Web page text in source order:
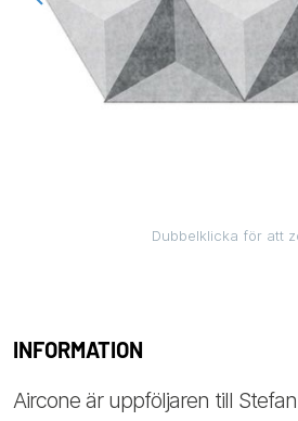
Dubbelklicka för att
INFORMATION
Aircone är uppföljaren till